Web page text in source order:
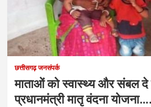
छत्तीसगढ़ जनसंपर्क
माताओं को स्वास्थ्य और संबल दे
प्रधानमंत्री मातृ वंदना योजना….